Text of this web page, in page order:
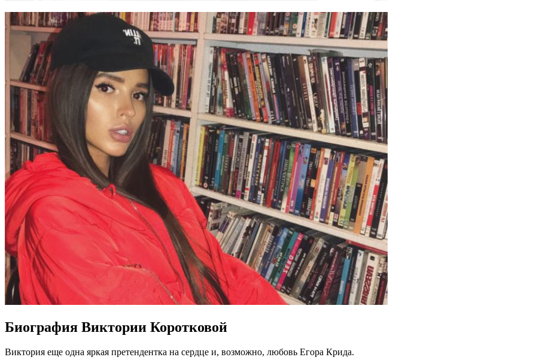
Биография Виктории Коротковой
Виктория еще одна яркая претендентка на сердце и, возможно, любовь Егора Крида.